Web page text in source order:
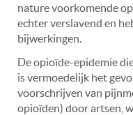
nature voorkomende
echter verslavend en
bijwerkingen.
De opioïde-epidemie
is vermoedelijk het
voorschrijven van
opioïden) door artsen,